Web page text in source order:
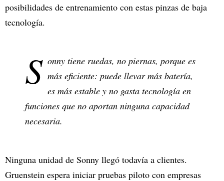
posibilidades de entrenamiento con estas pinzas de baja
tecnología.
S onny tiene ruedas, no piernas, porque es
más eficiente: puede llevar más batería,
es más estable y no gasta tecnología en
funciones que no aportan ninguna capacidad
necesaria.
Ninguna unidad de Sonny llegó todavía a clientes.
Gruenstein espera iniciar pruebas piloto con empresas